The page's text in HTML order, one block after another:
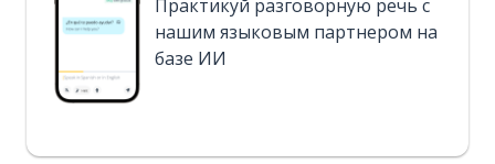
Практикуй разговорную речь с
нашим языковым партнером на
базе ИИ